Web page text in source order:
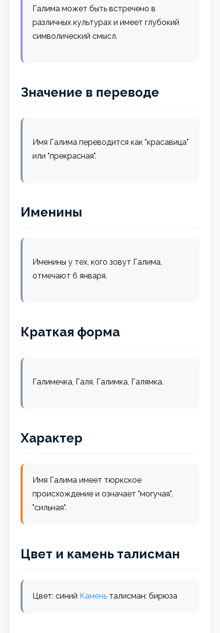
Галима может быть встречено в
различных культурах и имеет глубокий
символический смысл.
Значение в переводе
Имя Галима переводится как "красавица"
или "прекрасная".
Именины
Именины у тех, кого зовут Галима,
отмечают 6 января.
Краткая форма
Галимечка, Галя, Галимка, Галямка.
Характер
Имя Галима имеет тюркское
происхождение и означает "могучая",
"сильная".
Цвет и камень талисман
Цвет: синий Камень талисман: бирюза